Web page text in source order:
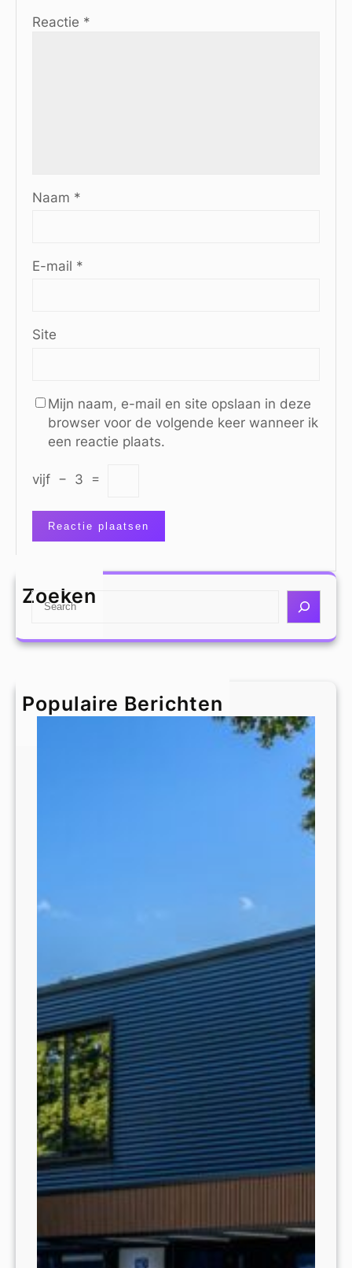
Reactie *
Naam *
E-mail *
Site
Mijn naam, e-mail en site opslaan in deze
browser voor de volgende keer wanneer ik
een reactie plaats.
vijf − 3 =
Zoeken
S
a
h
Populaire Berichten